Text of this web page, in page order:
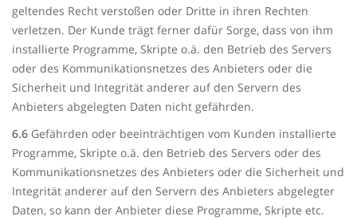
geltendes Recht verstoßen oder Dritte in ihren Rechten
verletzen. Der Kunde trägt ferner dafür Sorge, dass von ihm
installierte Programme, Skripte o.ä. den Betrieb des Servers
oder des Kommunikationsnetzes des Anbieters oder die
Sicherheit und Integrität anderer auf den Servern des
Anbieters abgelegten Daten nicht gefährden.
6.6 Gefährden oder beeinträchtigen vom Kunden installierte
Programme, Skripte o.ä. den Betrieb des Servers oder des
Kommunikationsnetzes des Anbieters oder die Sicherheit und
Integrität anderer auf den Servern des Anbieters abgelegter
Daten, so kann der Anbieter diese Programme, Skripte etc.